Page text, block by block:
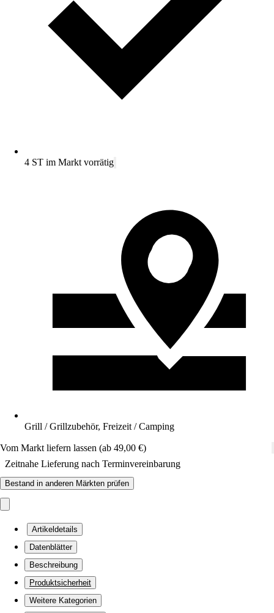
4 ST im Markt vorrätig
Grill / Grillzubehör, Freizeit / Camping
Vom Markt liefern lassen (ab 49,00 €)
Zeitnahe Lieferung nach Terminvereinbarung
Bestand in anderen Märkten prüfen
Artikeldetails
Datenblätter
Beschreibung
Produktsicherheit
Weitere Kategorien